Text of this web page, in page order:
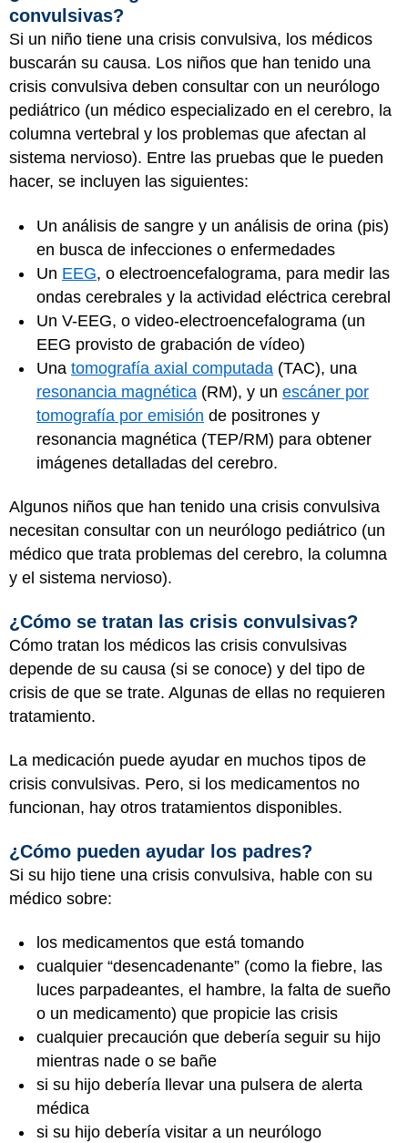
convulsivas?
Si un niño tiene una crisis convulsiva, los médicos
buscarán su causa. Los niños que han tenido una
crisis convulsiva deben consultar con un neurólogo
pediátrico (un médico especializado en el cerebro, la
columna vertebral y los problemas que afectan al
sistema nervioso). Entre las pruebas que le pueden
hacer, se incluyen las siguientes:
Un análisis de sangre y un análisis de orina (pis)
en busca de infecciones o enfermedades
Un EEG, o electroencefalograma, para medir las
ondas cerebrales y la actividad eléctrica cerebral
Un V-EEG, o video-electroencefalograma (un
EEG provisto de grabación de vídeo)
Una tomografía axial computada (TAC), una
resonancia magnética (RM), y un escáner por
tomografía por emisión de positrones y
resonancia magnética (TEP/RM) para obtener
imágenes detalladas del cerebro.
Algunos niños que han tenido una crisis convulsiva
necesitan consultar con un neurólogo pediátrico (un
médico que trata problemas del cerebro, la columna
y el sistema nervioso).
¿Cómo se tratan las crisis convulsivas?
Cómo tratan los médicos las crisis convulsivas
depende de su causa (si se conoce) y del tipo de
crisis de que se trate. Algunas de ellas no requieren
tratamiento.
La medicación puede ayudar en muchos tipos de
crisis convulsivas. Pero, si los medicamentos no
funcionan, hay otros tratamientos disponibles.
¿Cómo pueden ayudar los padres?
Si su hijo tiene una crisis convulsiva, hable con su
médico sobre:
los medicamentos que está tomando
cualquier “desencadenante” (como la fiebre, las
luces parpadeantes, el hambre, la falta de sueño
o un medicamento) que propicie las crisis
cualquier precaución que debería seguir su hijo
mientras nade o se bañe
si su hijo debería llevar una pulsera de alerta
médica
si su hijo debería visitar a un neurólogo